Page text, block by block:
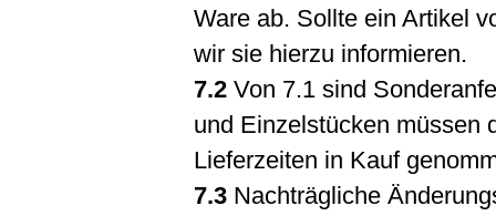
Ware ab. Sollte ein Artikel
wir sie hierzu informieren.
7.2 Von 7.1 sind
und Einzelstücken müssen
Lieferzeiten in Kauf
7.3 Nachträgliche